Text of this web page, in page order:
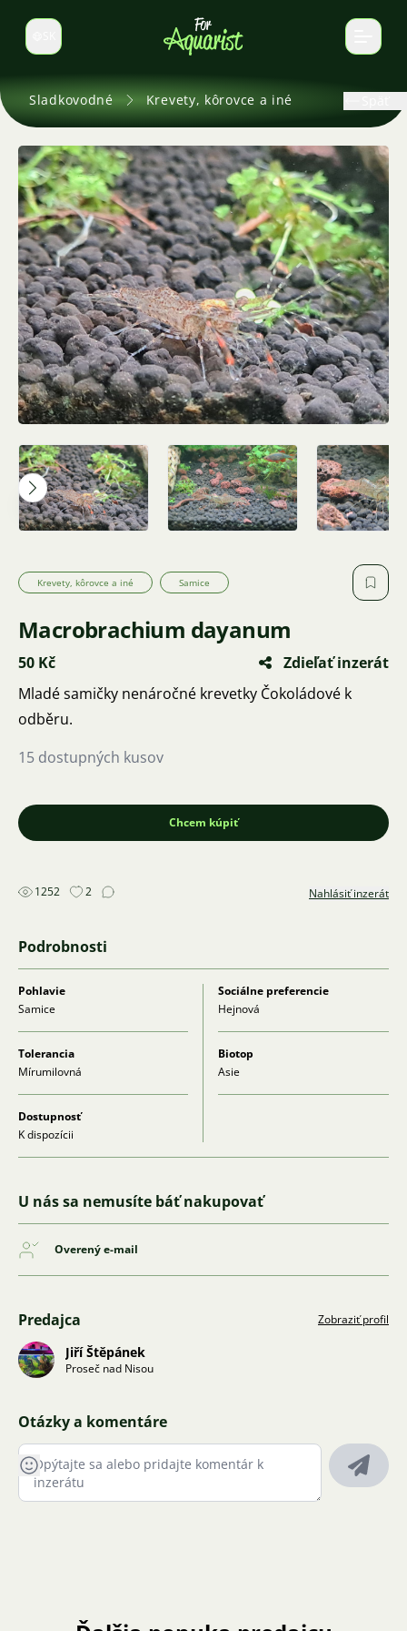
Prepnúť jazyk
Sladkovodné Krevety, kôrovce a iné
Krevety, kôrovce a iné Samice
Macrobrachium dayanum
50 Kč
Zdieľať inzerát
Mladé samičky nenáročné krevetky Čokoládové k
odběru.
15 dostupných kusov
Chcem kúpiť
1252 2 Nahlásiť inzerát
Podrobnosti
Pohlavie
Samice
Sociálne preferencie
Hejnová
Tolerancia
Mírumilovná
Biotop
Asie
Dostupnosť
K dispozícii
U nás sa nemusíte báť nakupovať
Overený e-mail
Predajca Zobraziť profil
Jiří Štěpánek
Proseč nad Nisou
Otázky a komentáre